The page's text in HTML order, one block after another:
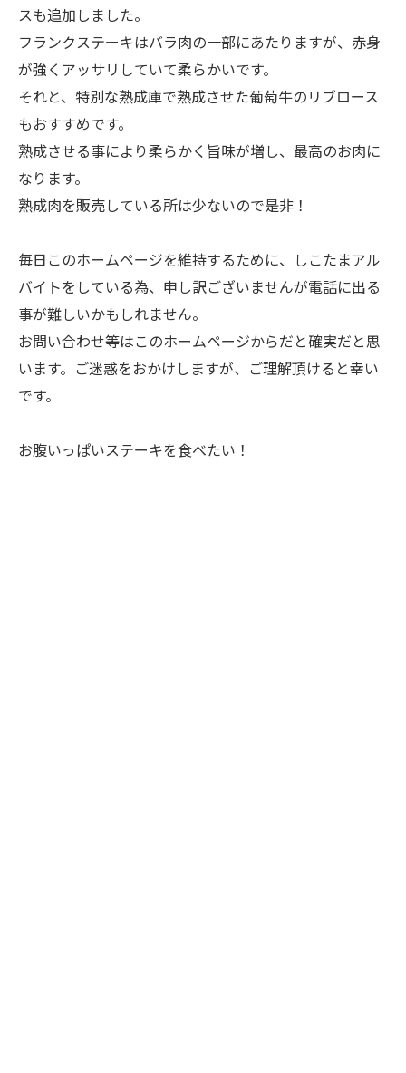
スも追加しました。
フランクステーキはバラ肉の一部にあたりますが、赤身
が強くアッサリしていて柔らかいです。
それと、特別な熟成庫で熟成させた葡萄牛のリブロース
もおすすめです。
熟成させる事により柔らかく旨味が増し、最高のお肉に
なります。
熟成肉を販売している所は少ないので是非！
毎日このホームページを維持するために、しこたまアル
バイトをしている為、申し訳ございませんが電話に出る
事が難しいかもしれません。
お問い合わせ等はこのホームページからだと確実だと思
います。ご迷惑をおかけしますが、ご理解頂けると幸い
です。
お腹いっぱいステーキを食べたい！